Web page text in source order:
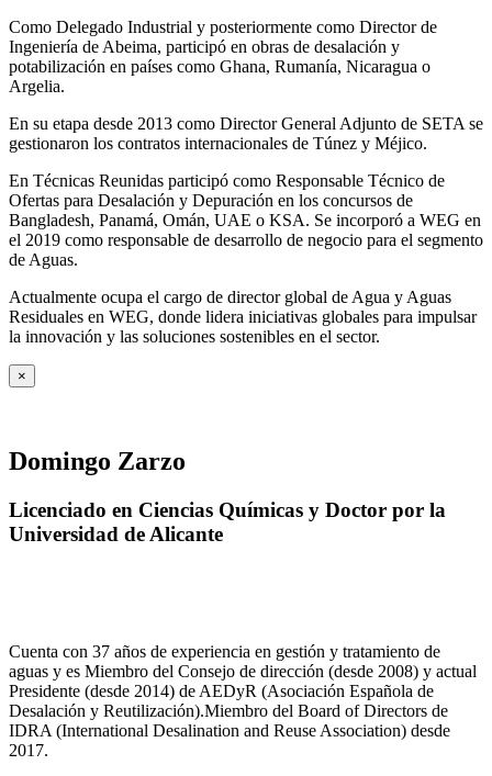
Como Delegado Industrial y posteriormente como Director de
Ingeniería de Abeima, participó en obras de desalación y
potabilización en países como Ghana, Rumanía, Nicaragua o
Argelia.
En su etapa desde 2013 como Director General Adjunto de SETA se
gestionaron los contratos internacionales de Túnez y Méjico.
En Técnicas Reunidas participó como Responsable Técnico de
Ofertas para Desalación y Depuración en los concursos de
Bangladesh, Panamá, Omán, UAE o KSA. Se incorporó a WEG en
el 2019 como responsable de desarrollo de negocio para el segmento
de Aguas.
Actualmente ocupa el cargo de director global de Agua y Aguas
Residuales en WEG, donde lidera iniciativas globales para impulsar
la innovación y las soluciones sostenibles en el sector.
×
Domingo Zarzo
Licenciado en Ciencias Químicas y Doctor por la
Universidad de Alicante
Cuenta con 37 años de experiencia en gestión y tratamiento de
aguas y es Miembro del Consejo de dirección (desde 2008) y actual
Presidente (desde 2014) de AEDyR (Asociación Española de
Desalación y Reutilización).Miembro del Board of Directors de
IDRA (International Desalination and Reuse Association) desde
2017.